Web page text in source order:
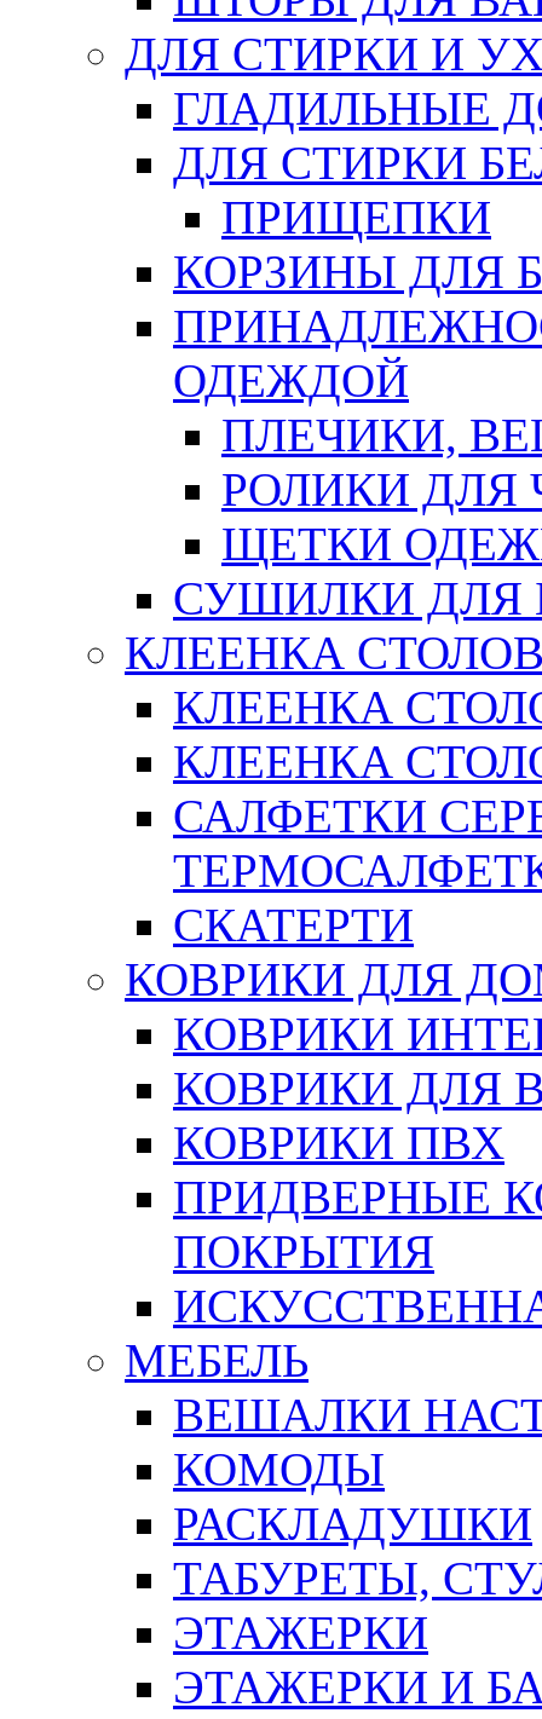
ДЛЯ СТИРКИ И
ГЛАДИЛЬНЫЕ
ДЛЯ СТИРКИ
ПРИЩЕПКИ
КОРЗИНЫ ДЛЯ
ОДЕЖДОЙ
ПЛЕЧИКИ,
РОЛИКИ ДЛЯ
ЩЕТКИ
СУШИЛКИ ДЛЯ
КЛЕЕНКА
КЛЕЕНКА
КЛЕЕНКА
САЛФЕТКИ
СКАТЕРТИ
КОВРИКИ ДЛЯ
КОВРИКИ
КОВРИКИ ДЛЯ
КОВРИКИ ПВХ
ПРИДВЕРНЫЕ
ПОКРЫТИЯ
МЕБЕЛЬ
ВЕШАЛКИ
КОМОДЫ
РАСКЛАДУШКИ
ТАБУРЕТЫ,
ЭТАЖЕРКИ
ЭТАЖЕРКИ И